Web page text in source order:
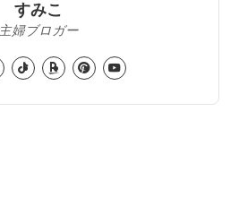
すみこ
主婦ブロガー